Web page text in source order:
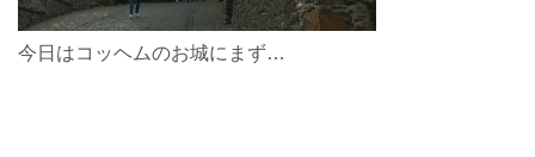
今日はコッヘムのお城にまず…